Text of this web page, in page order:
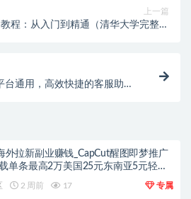
上一篇
教程：从入门到精通（清华大学完整版
台通用，高效快捷的客服助
外拉新副业赚钱_CapCut醒图即梦推广
单条最高2万美国25元东南亚5元轻资
2 周前 17 专属